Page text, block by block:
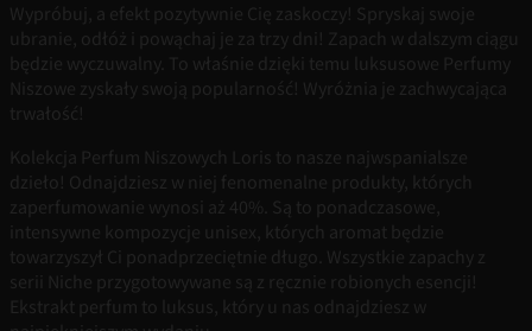
Wypróbuj, a efekt pozytywnie Cię zaskoczy! Spryskaj swoje
ubranie, odłóż i powąchaj je za trzy dni! Zapach w dalszym ciągu
będzie wyczuwalny. To właśnie dzięki temu luksusowe Perfumy
Niszowe zyskały swoją popularność! Wyróżnia je zachwycająca
trwałość!
Kolekcja Perfum Niszowych Loris to nasze najwspanialsze
dzieło! Odnajdziesz w niej fenomenalne produkty, których
zaperfumowanie wynosi aż 40%. Są to ponadczasowe,
intensywne kompozycje unisex, których aromat będzie
towarzyszył Ci ponadprzeciętnie długo. Wszystkie zapachy z
serii Niche przygotowywane są z ręcznie robionych esencji!
Ekstrakt perfum to luksus, który u nas odnajdziesz w